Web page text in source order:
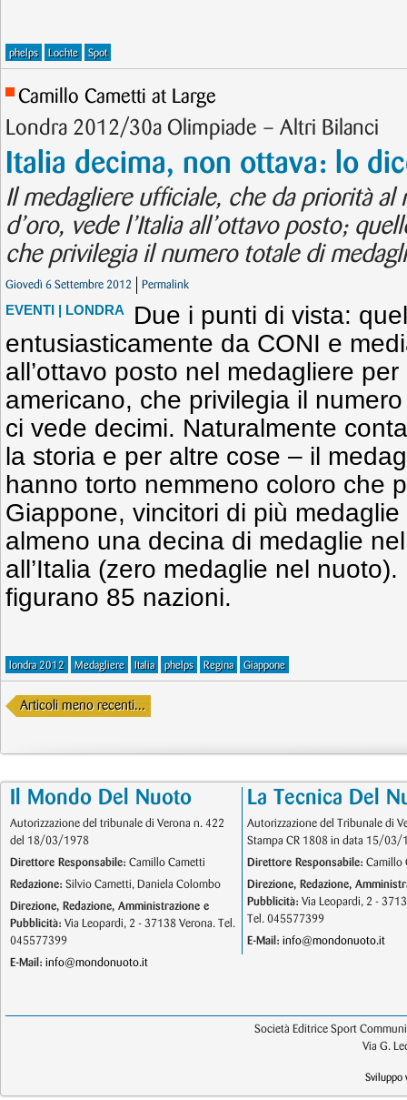
phelps Lochte Spot
Camillo Cametti at Large
Londra 2012/30a Olimpiade – Altri Bilanci
Italia decima, non ottava: lo
Il medagliere ufficiale, che da priorità al
d’oro, vede l’Italia all’ottavo posto;
che privilegia il numero totale di
Giovedì 6 Settembre 2012 Permalink
EVENTI | LONDRA
Due i punti di vista:
entusiasticamente da CONI e
all’ottavo posto nel medagliere
americano, che privilegia il
ci vede decimi. Naturalmente
la storia e per altre cose – il
hanno torto nemmeno coloro che
Giappone, vincitori di più
almeno una decina di medaglie
all’Italia (zero medaglie nel
figurano 85 nazioni.
londra 2012 Medagliere Italia phelps Regina Giappone
Articoli meno recenti...
Il Mondo Del Nuoto
Autorizzazione del tribunale di Verona n. 422
del 18/03/1978
Direttore Responsabile: Camillo Cametti
Redazione: Silvio Cametti, Daniela Colombo
Direzione, Redazione, Amministrazione e
Pubblicità: Via Leopardi, 2 - 37138 Verona. Tel.
045577399
E-Mail: info@mondonuoto.it
La Tecnica Del
Autorizzazione del Tribunale di
Stampa CR 1808 in data 15/03/
Direttore Responsabile: Camillo
Direzione, Redazione,
Pubblicità: Via Leopardi, 2 -
Tel. 045577399
E-Mail: info@mondonuoto.it
Società Editrice Sport
Via G.
Sviluppo